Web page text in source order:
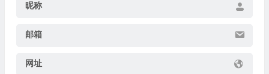
昵称
邮箱
网址